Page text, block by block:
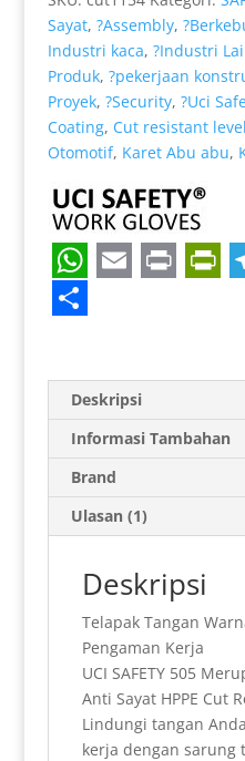
Kaca
warna
Pengaman
Kerja
Sayat, ?Assembly,
Industri kaca, ?Industri
Produk, ?pekerjaan
Proyek, ?Security, ?Uci
Coating, Cut resistant
Otomotif, Karet Abu abu,
W
h
A
p
p
i
l
n
t t
F
r
i
e
n
d
l
y
g
r
h
e
Deskripsi
Informasi Tambahan
Brand
Ulasan (1)
Deskripsi
Telapak Tangan
Pengaman Kerja
UCI SAFETY 505
Anti Sayat HPPE Cut
Lindungi tangan
kerja dengan sarung